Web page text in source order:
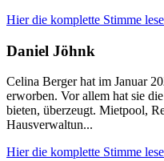
Hier die komplette Stimme
Daniel Jöhnk
Celina Berger hat im Januar
erworben. Vor allem hat sie
bieten, überzeugt. Mietpool,
Hausverwaltun...
Hier die komplette Stimme